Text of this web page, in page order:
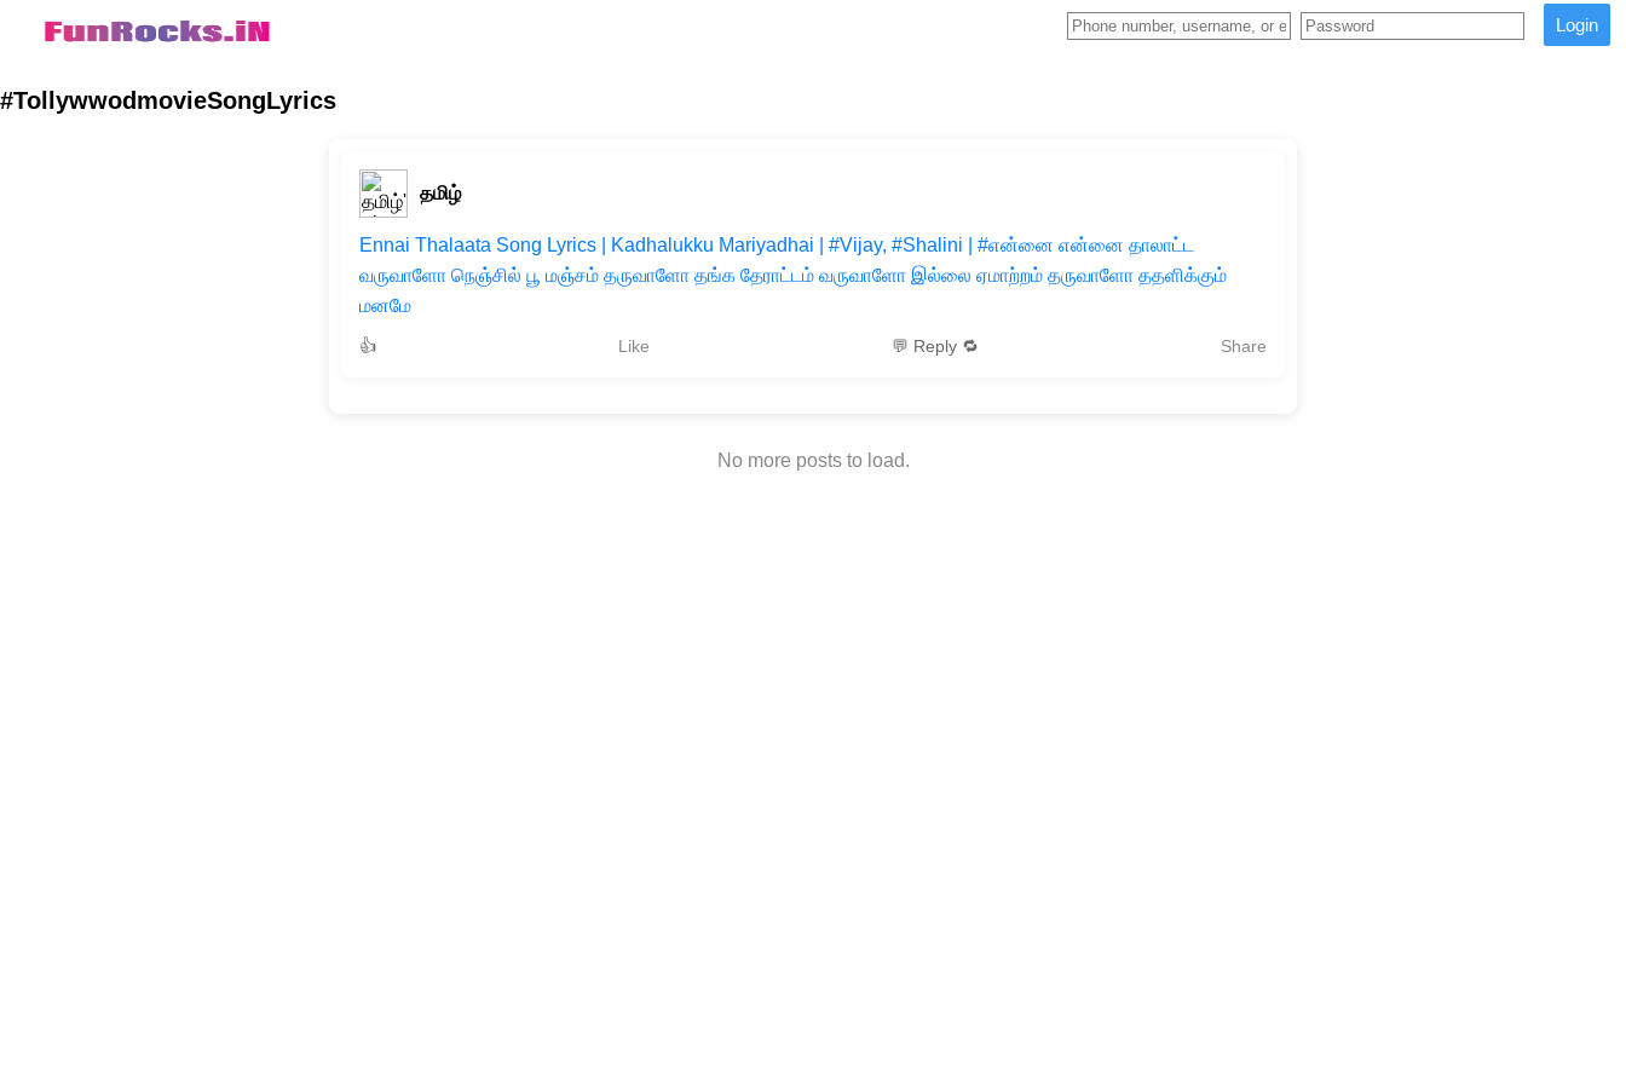
Login
#TollywwodmovieSongLyrics
தமிழ்
Ennai Thalaata Song Lyrics | Kadhalukku Mariyadhai | #Vijay, #Shalini | #என்னை என்னை தாலாட்ட
வருவாளோ நெஞ்சில் பூ மஞ்சம் தருவாளோ தங்க தேராட்டம் வருவாளோ இல்லை ஏமாற்றம் தருவாளோ ததளிக்கும்
மனமே
👍 Like 💬 Reply 🔁 Share
No more posts to load.